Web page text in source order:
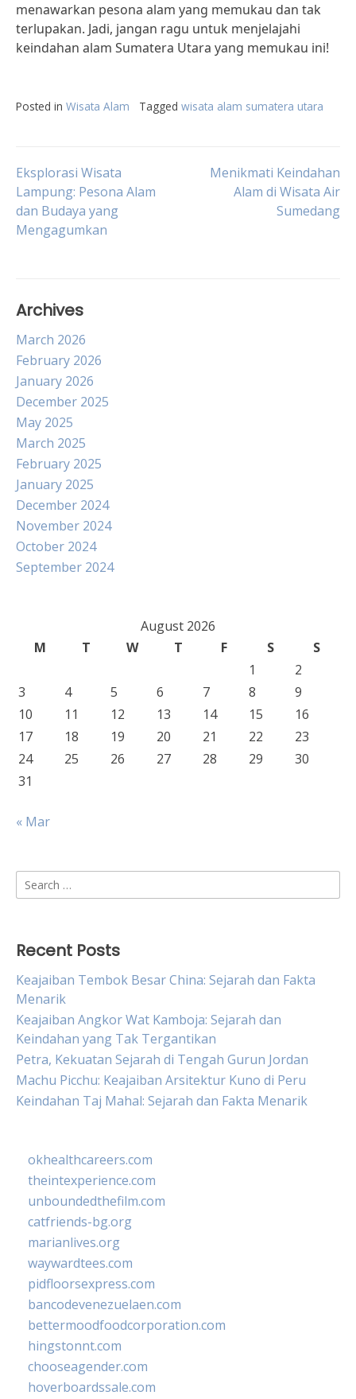
menawarkan pesona alam yang memukau dan tak
terlupakan. Jadi, jangan ragu untuk menjelajahi
keindahan alam Sumatera Utara yang memukau ini!
Posted in Wisata Alam Tagged wisata alam sumatera utara
Post
navigation
Eksplorasi Wisata
Lampung: Pesona Alam
dan Budaya yang
Mengagumkan
Menikmati Keindahan
Alam di Wisata Air
Sumedang
Archives
March 2026
February 2026
January 2026
December 2025
May 2025
March 2025
February 2025
January 2025
December 2024
November 2024
October 2024
September 2024
August 2026
M
T W T F S
S
1
2
3
4 5 6 7 8
9
10
11 12 13 14 15
16
17
18 19 20 21 22
23
24
25 26 27 28 29
30
31
« Mar
Search
for:
Recent Posts
Keajaiban Tembok Besar China: Sejarah dan Fakta
Menarik
Keajaiban Angkor Wat Kamboja: Sejarah dan
Keindahan yang Tak Tergantikan
Petra, Kekuatan Sejarah di Tengah Gurun Jordan
Machu Picchu: Keajaiban Arsitektur Kuno di Peru
Keindahan Taj Mahal: Sejarah dan Fakta Menarik
okhealthcareers.com
theintexperience.com
unboundedthefilm.com
catfriends-bg.org
marianlives.org
waywardtees.com
pidfloorsexpress.com
bancodevenezuelaen.com
bettermoodfoodcorporation.com
hingstonnt.com
chooseagender.com
hoverboardssale.com